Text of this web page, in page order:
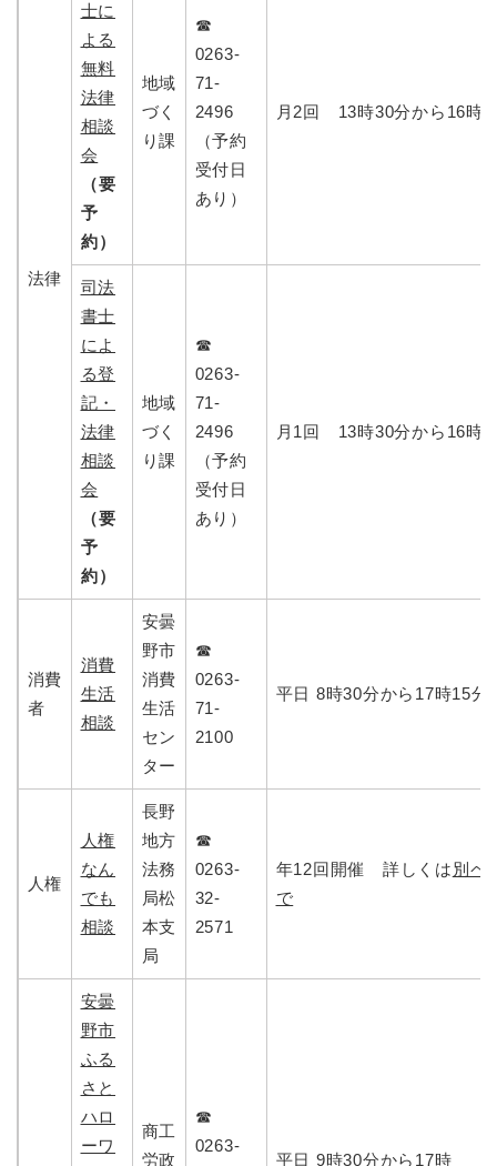
法律
士に
よる
無料
法律
相談
会
（要
予
約）
地域
づく
り課
☎
0263-
71-
2496
（予約
受付日
あり）
月2回 13時30分から16時
司法
書士
によ
る登
記・
法律
相談
会
（要
予
約）
地域
づく
り課
☎
0263-
71-
2496
（予約
受付日
あり）
月1回 13時30分から16時
消費
者
消費
生活
相談
安曇
野市
消費
生活
セン
ター
☎
0263-
71-
2100
平日 8時30分から17時15分
人権
人権
なん
でも
相談
長野
地方
法務
局松
本支
局
☎
0263-
32-
2571
年12回開催 詳しくは別ペ
で
安曇
野市
ふる
さと
ハロ
ーワ
商工
労政
☎
0263-
平日 9時30分から17時